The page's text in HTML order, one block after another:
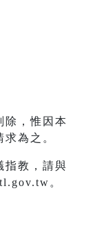
除，惟因本
為之。
指教，請與
。